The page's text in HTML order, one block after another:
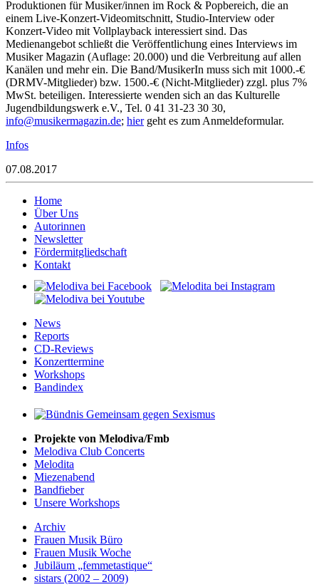
Produktionen für Musiker/innen im Rock & Popbereich, die an
einem Live-Konzert-Videomitschnitt, Studio-Interview oder
Konzert-Video mit Vollplayback interessiert sind. Das
Medienangebot schließt die Veröffentlichung eines Interviews im
Musiker Magazin (Auflage: 20.000) und die Verbreitung auf allen
Kanälen und mehr ein. Die Band/MusikerIn muss sich mit 1000.-€
(DRMV-Mitglieder) bzw. 1500.-€ (Nicht-Mitglieder) zzgl. plus 7%
MwSt. beteiligen. Interessierte wenden sich an das Kulturelle
Jugendbildungswerk e.V., Tel. 0 41 31-23 30 30,
ed.ni
zagam
rekis
um@of
ni ; hiergeht es zum Anmeldeformular.
Infos
07.08.2017
Home
Über Uns
Autorinnen
Newsletter
Fördermitgliedschaft
Kontakt
News
Reports
CD-Reviews
Konzerttermine
Workshops
Bandindex
Projekte von Melodiva/Fmb
Melodiva Club Concerts
Melodita
Miezenabend
Bandfieber
Unsere Workshops
Archiv
Frauen Musik Büro
Frauen Musik Woche
Jubiläum „femmetastique“
sistars (2002 – 2009)